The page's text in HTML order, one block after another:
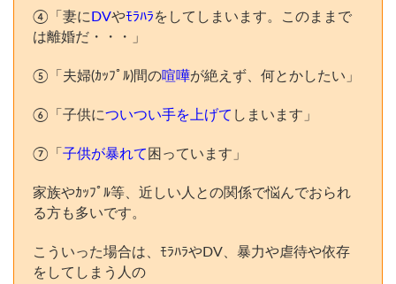
④「妻に DVやﾓﾗﾊﾗをしてしまいます。このままで
は離婚だ・・・」
⑤「夫婦(ｶｯﾌﾟﾙ)間の喧嘩が絶えず、何とかしたい」
⑥「子供についつい手を上げて しまいます」
⑦「 子供が暴れて 困っています」
家族やｶｯﾌﾟﾙ等、近しい人との関係で悩んでおられ
る方も多いです。
こういった場合は、ﾓﾗﾊﾗやDV、暴力や虐待や依存
をしてしまう人の